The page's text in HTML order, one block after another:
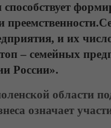
способствует
и их
топ – семейных
России».
области
означает